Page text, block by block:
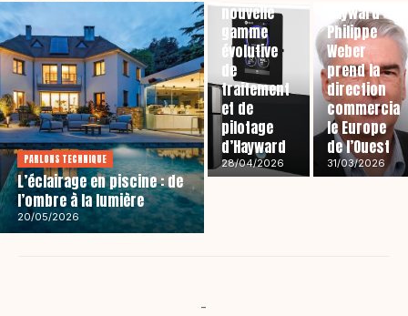
PARLONS TECHNIQUE
L’éclairage en piscine : de
l’ombre à la lumière
20/05/2026
nouvelle
gamme
évolutive
de
traitement
et de
pilotage
d’Hayward
28/04/2026
Hayward :
Philippe
Weber
prend la
direction
commercia
le Europe
de l’Ouest
31/03/2026
-